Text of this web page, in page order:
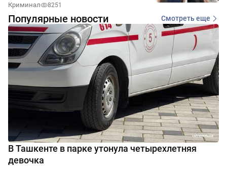
Криминал 8251
Популярные новости Смотреть еще
В Ташкенте в парке утонула четырехлетняя
девочка